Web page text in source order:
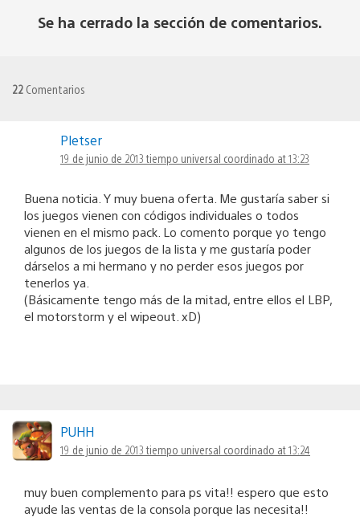
Se ha cerrado la sección de comentarios.
22 Comentarios
Pletser
19 de junio de 2013 tiempo universal coordinado at 13:23
Buena noticia. Y muy buena oferta. Me gustaría saber si
los juegos vienen con códigos individuales o todos
vienen en el mismo pack. Lo comento porque yo tengo
algunos de los juegos de la lista y me gustaría poder
dárselos a mi hermano y no perder esos juegos por
tenerlos ya.
(Básicamente tengo más de la mitad, entre ellos el LBP,
el motorstorm y el wipeout. xD)
PUHH
19 de junio de 2013 tiempo universal coordinado at 13:24
muy buen complemento para ps vita!! espero que esto
ayude las ventas de la consola porque las necesita!!